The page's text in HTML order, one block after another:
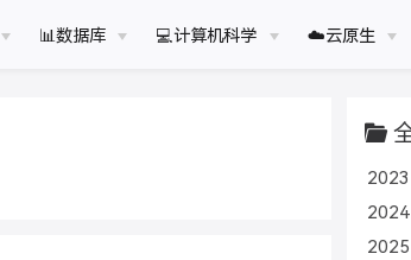
📊数据库 💻计算机科学 ☁️云原生
2023
2024
2025